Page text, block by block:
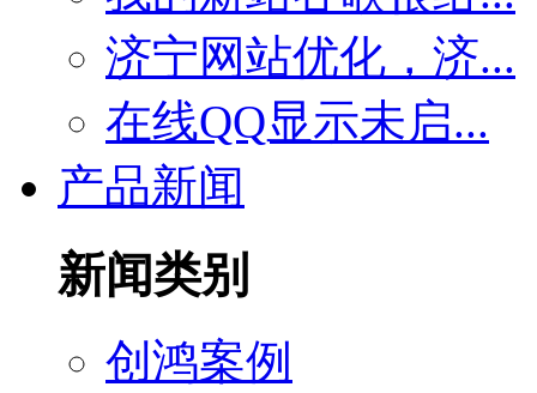
济宁网站优化，济...
在线QQ显示未启...
产品新闻
新闻类别
创鸿案例